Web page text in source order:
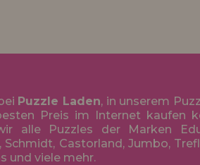
Puzzle Laden, in unserem
Preis im Internet kaufen
alle Puzzles der Marken
Schmidt, Castorland, Jumbo,
und viele mehr.